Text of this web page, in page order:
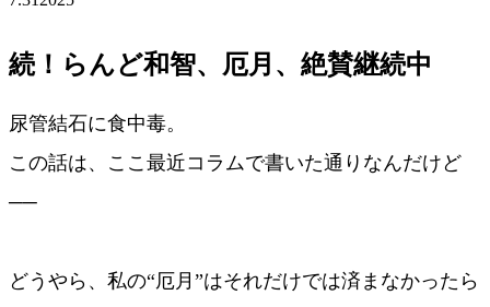
続！らんど和智、厄月、絶賛継続中
尿管結石に食中毒。
この話は、ここ最近コラムで書いた通りなんだけど
──
どうやら、私の“厄月”はそれだけでは済まなかったら